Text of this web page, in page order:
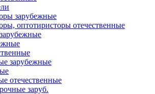
зарубежные
оптотиристоры отечественные
зарубежные
отечественные
заруб.